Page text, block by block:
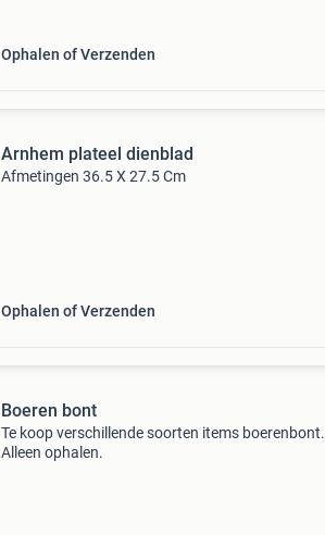
Ophalen of Verzenden
Arnhem plateel dienblad
Afmetingen 36.5 X 27.5 Cm
Ophalen of Verzenden
Boeren bont
Te koop verschillende soorten items boerenbont.
Alleen ophalen.